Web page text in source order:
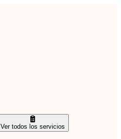
Ver todos los servicios